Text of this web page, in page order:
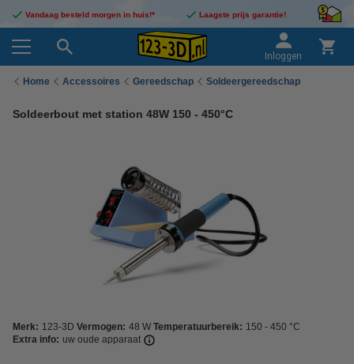
Vandaag besteld morgen in huis!* Laagste prijs garantie!
Inloggen
Home Accessoires Gereedschap Soldeergereedschap
Soldeerbout met station 48W 150 - 450°C
Merk: 123-3D Vermogen: 48 W Temperatuurbereik: 150 - 450 °C
Extra info: uw oude apparaat